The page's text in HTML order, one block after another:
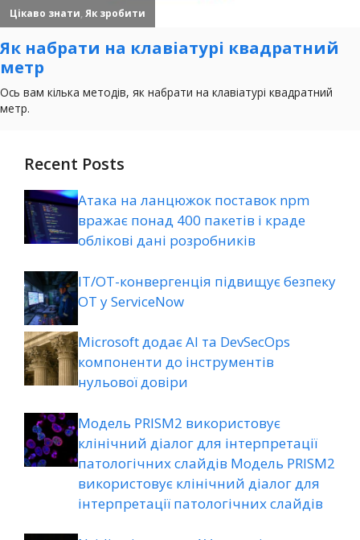
Recent Posts
Атака на ланцюжок поставок npm
вражає понад 400 пакетів і краде
облікові дані розробників
ІТ/ОТ-конвергенція підвищує безпеку
ОТ у ServiceNow
Microsoft додає AI та DevSecOps
компоненти до інструментів
нульової довіри
Модель PRISM2 використовує
клінічний діалог для інтерпретації
патологічних слайдів Модель PRISM2
використовує клінічний діалог для
інтерпретації патологічних слайдів